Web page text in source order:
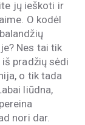
jų ieškoti ir
O kodėl
Nes tai tik
pradžių sėdi
o tik tada
liūdna,
nori dar.